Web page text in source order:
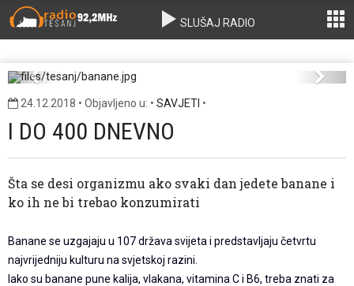
SLUŠAJ RADIO
Previous Next
24.12.2018 • Objavljeno u: • SAVJETI •
I DO 400 DNEVNO
Šta se desi organizmu ako svaki dan jedete banane i
ko ih ne bi trebao konzumirati
Banane se uzgajaju u 107 država svijeta i predstavljaju četvrtu
najvrijedniju kulturu na svjetskoj razini.
Iako su banane pune kalija, vlakana, vitamina C i B6, treba znati za